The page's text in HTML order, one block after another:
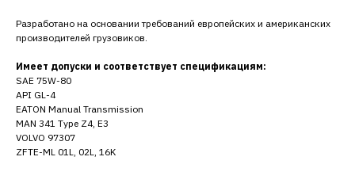
Разработано на основании требований европейских и американских
производителей грузовиков.
Имеет допуски и соответствует спецификациям:
SAE 75W-80
API GL-4
EATON Manual Transmission
MAN 341 Type Z4, E3
VOLVO 97307
ZFTE-ML 01L, 02L, 16K